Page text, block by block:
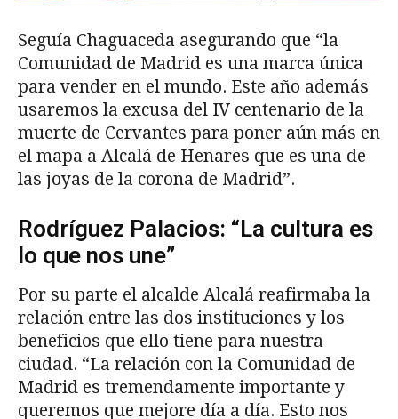
Seguía Chaguaceda asegurando que “la
Comunidad de Madrid es una marca única
para vender en el mundo. Este año además
usaremos la excusa del IV centenario de la
muerte de Cervantes para poner aún más en
el mapa a Alcalá de Henares que es una de
las joyas de la corona de Madrid”.
Rodríguez Palacios: “La cultura es
lo que nos une”
Por su parte el alcalde Alcalá reafirmaba la
relación entre las dos instituciones y los
beneficios que ello tiene para nuestra
ciudad. “La relación con la Comunidad de
Madrid es tremendamente importante y
queremos que mejore día a día. Esto nos